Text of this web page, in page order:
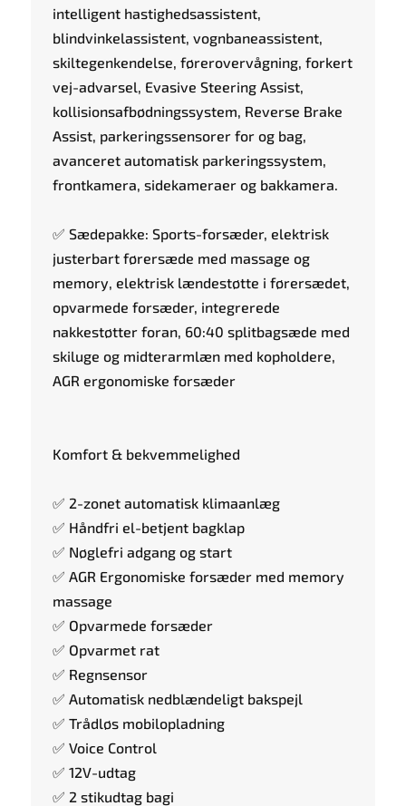
intelligent hastighedsassistent,
blindvinkelassistent, vognbaneassistent,
skiltegenkendelse, førerovervågning, forkert
vej-advarsel, Evasive Steering Assist,
kollisionsafbødningssystem, Reverse Brake
Assist, parkeringssensorer for og bag,
avanceret automatisk parkeringssystem,
frontkamera, sidekameraer og bakkamera.
✅ Sædepakke: Sports-forsæder, elektrisk
justerbart førersæde med massage og
memory, elektrisk lændestøtte i førersædet,
opvarmede forsæder, integrerede
nakkestøtter foran, 60:40 splitbagsæde med
skiluge og midterarmlæn med kopholdere,
AGR ergonomiske forsæder
Komfort & bekvemmelighed
✅ 2-zonet automatisk klimaanlæg
✅ Håndfri el-betjent bagklap
✅ Nøglefri adgang og start
✅ AGR Ergonomiske forsæder med memory
massage
✅ Opvarmede forsæder
✅ Opvarmet rat
✅ Regnsensor
✅ Automatisk nedblændeligt bakspejl
✅ Trådløs mobilopladning
✅ Voice Control
✅ 12V-udtag
✅ 2 stikudtag bagi